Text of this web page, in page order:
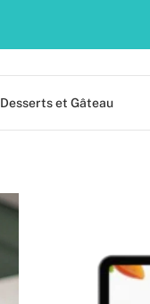
Desserts et Gâteau